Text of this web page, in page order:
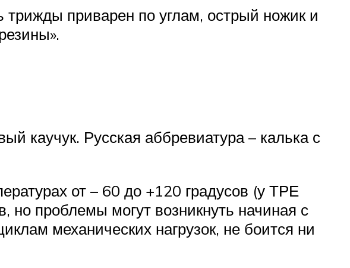
приварен по углам, острый ножик и
каучук. Русская аббревиатура – калька с
от – 60 до +120 градусов (у ТРЕ
но проблемы могут возникнуть начиная с
механических нагрузок, не боится ни